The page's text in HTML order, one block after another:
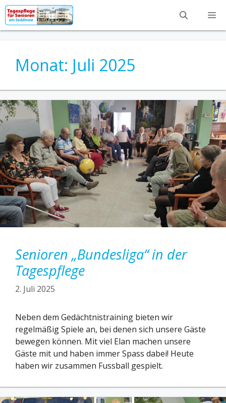
Zum
Inhalt
springen
Monat: Juli 2025
Senioren „Bundesliga“ in der
Tagespflege
2. Juli 2025
Neben dem Gedächtnistraining bieten wir
regelmäßig Spiele an, bei denen sich unsere Gäste
bewegen können. Mit viel Elan machen unsere
Gäste mit und haben immer Spass dabei! Heute
haben wir zusammen Fussball gespielt.